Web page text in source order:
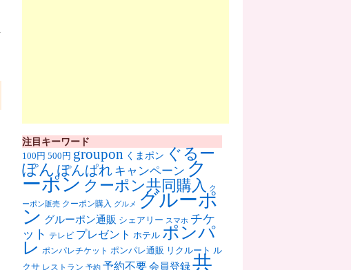
注目キーワード
100円 500円 groupon くまポン ぐるー
ぽん ぽんぱれ キャンペーン ク
ーポン クーポン共同購入 ク
ーポン販売 クーポン購入 グルメ グルーポ
ン グルーポン通販 シェアリー スマホ チケ
ット テレビ プレゼント ホテル ポンパ
レ ポンパレチケット ポンパレ通販 リクルート ル
クサ レストラン 予約 予約不要会員登録共